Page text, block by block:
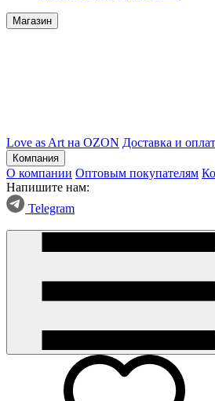
Магазин
Love as Art на OZON Доставка и
Компания
О компании Оптовым покупателям
Напишите нам:
Telegram